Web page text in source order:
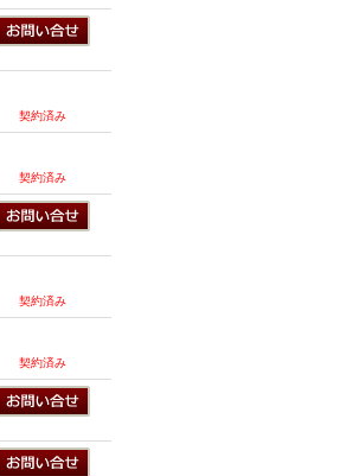
契約済み
契約済み
契約済み
契約済み